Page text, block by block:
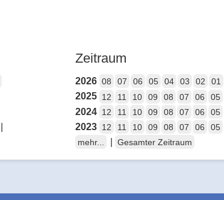
Zeitraum
2026 08 07 06 05 04 03 02 01
2025 12 11 10 09 08 07 06 05
2024 12 11 10 09 08 07 06 05
2023 12 11 10 09 08 07 06 05
mehr...
Gesamter Zeitraum